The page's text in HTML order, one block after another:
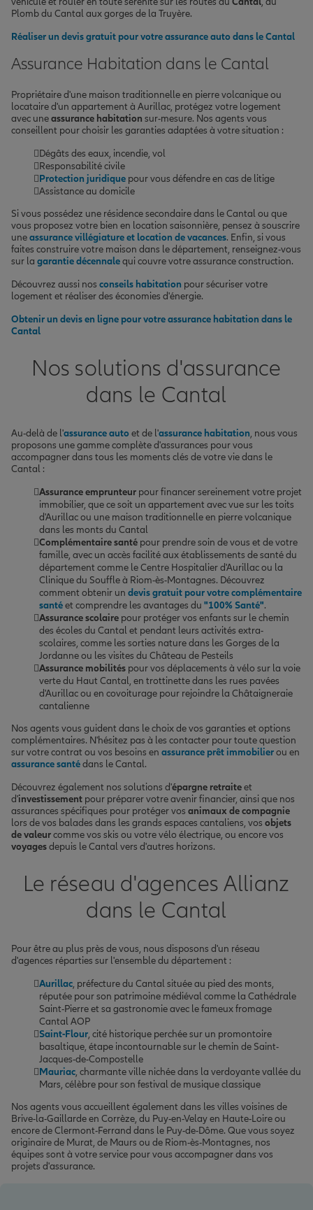
Plomb du Cantal aux gorges de la Truyère.
Réaliser un devis gratuit pour votre assurance auto dans le Cantal
Assurance Habitation dans le Cantal
Propriétaire d'une maison traditionnelle en pierre volcanique ou
locataire d'un appartement à Aurillac, protégez votre logement
avec uneassurance habitation sur-mesure. Nos agents vous
conseillent pour choisir les garanties adaptées à votre situation :
Dégâts des eaux, incendie, vol
Responsabilité civile
Protection juridique pour vous défendre en cas de litige
Assistance au domicile
Si vous possédez une résidence secondaire dans le Cantal ou que
vous proposez votre bien en location saisonnière, pensez à souscrire
uneassurance villégiature et location de vacances. Enfin, si vous
faites construire votre maison dans le département, renseignez-vous
sur la garantie décennalequi couvre votre assurance construction.
Découvrez aussi nos conseils habitation pour sécuriser votre
logement et réaliser des économies d'énergie.
Obtenir un devis en ligne pour votre assurance habitation dans le
Cantal
Nos solutions d'assurance
dans le Cantal
Au-delà de l'assurance autoet de l'assurance habitation, nous vous
proposons une gamme complète d'assurances pour vous
accompagner dans tous les moments clés de votre vie dans le
Cantal :
Assurance emprunteur pour financer sereinement votre projet
immobilier, que ce soit un appartement avec vue sur les toits
d'Aurillac ou une maison traditionnelle en pierre volcanique
dans les monts du Cantal
Complémentaire santé pour prendre soin de vous et de votre
famille, avec un accès facilité aux établissements de santé du
département comme le Centre Hospitalier d'Aurillac ou la
Clinique du Souffle à Riom-ès-Montagnes. Découvrez
comment obtenir un devis gratuit pour votre complémentaire
santéet comprendre les avantages du "100% Santé".
Assurance scolaire pour protéger vos enfants sur le chemin
des écoles du Cantal et pendant leurs activités extra-
scolaires, comme les sorties nature dans les Gorges de la
Jordanne ou les visites du Château de Pesteils
Assurance mobilités pour vos déplacements à vélo sur la voie
verte du Haut Cantal, en trottinette dans les rues pavées
d'Aurillac ou en covoiturage pour rejoindre la Châtaigneraie
cantalienne
Nos agents vous guident dans le choix de vos garanties et options
complémentaires. N'hésitez pas à les contacter pour toute question
sur votre contrat ou vos besoins en assurance prêt immobilierou en
assurance santédans le Cantal.
Découvrez également nos solutions d'épargne retraiteet
d'investissement pour préparer votre avenir financier, ainsi que nos
assurances spécifiques pour protéger vos animaux de compagnie
lors de vos balades dans les grands espaces cantaliens, vos objets
de valeurcomme vos skis ou votre vélo électrique, ou encore vos
voyagesdepuis le Cantal vers d'autres horizons.
Le réseau d'agences Allianz
dans le Cantal
Pour être au plus près de vous, nous disposons d'un réseau
d'agences réparties sur l'ensemble du département :
Aurillac, préfecture du Cantal située au pied des monts,
réputée pour son patrimoine médiéval comme la Cathédrale
Saint-Pierre et sa gastronomie avec le fameux fromage
Cantal AOP
Saint-Flour, cité historique perchée sur un promontoire
basaltique, étape incontournable sur le chemin de Saint-
Jacques-de-Compostelle
Mauriac, charmante ville nichée dans la verdoyante vallée du
Mars, célèbre pour son festival de musique classique
Nos agents vous accueillent également dans les villes voisines de
Brive-la-Gaillarde en Corrèze, du Puy-en-Velay en Haute-Loire ou
encore de Clermont-Ferrand dans le Puy-de-Dôme. Que vous soyez
originaire de Murat, de Maurs ou de Riom-ès-Montagnes, nos
équipes sont à votre service pour vous accompagner dans vos
projets d'assurance.